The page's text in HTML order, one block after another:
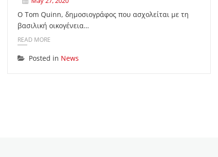
Ο Tom Quinn, δημοσιογράφος που ασχολείται με τη
βασιλική οικογένεια…
READ MORE
Posted in News